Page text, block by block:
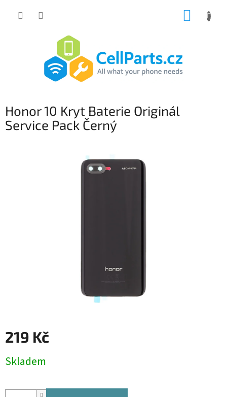
Honor 10 Kryt Baterie Originál
Service Pack Černý
219 Kč
cena:
Skladem